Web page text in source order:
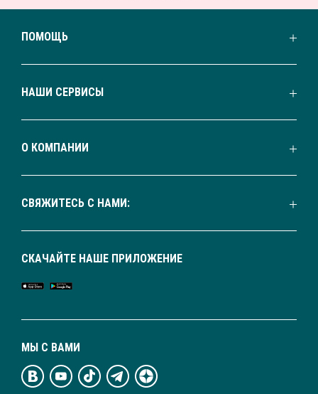
ПОМОЩЬ
НАШИ СЕРВИСЫ
О КОМПАНИИ
СВЯЖИТЕСЬ С НАМИ:
МЫ С ВАМИ
СКАЧАЙТЕ НАШЕ ПРИЛОЖЕНИЕ